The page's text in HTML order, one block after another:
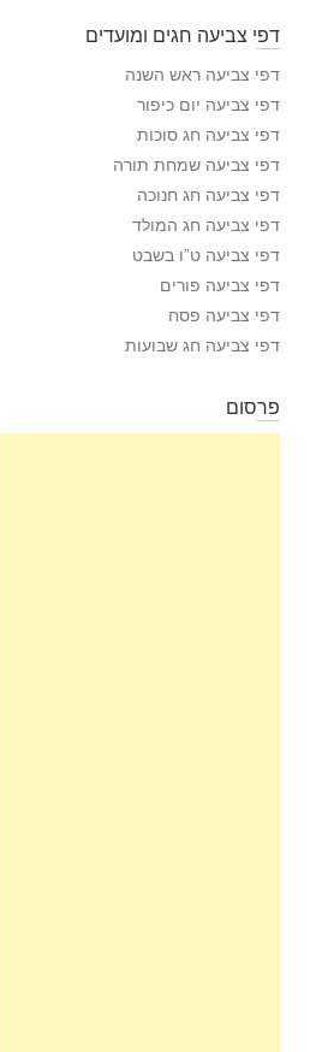
דפי צביעה חגים ומועדים
דפי צביעה ראש השנה
דפי צביעה יום כיפור
דפי צביעה חג סוכות
דפי צביעה שמחת תורה
דפי צביעה חג חנוכה
דפי צביעה חג המולד
דפי צביעה ט”ו בשבט
דפי צביעה פורים
דפי צביעה פסח
דפי צביעה חג שבועות
פרסום